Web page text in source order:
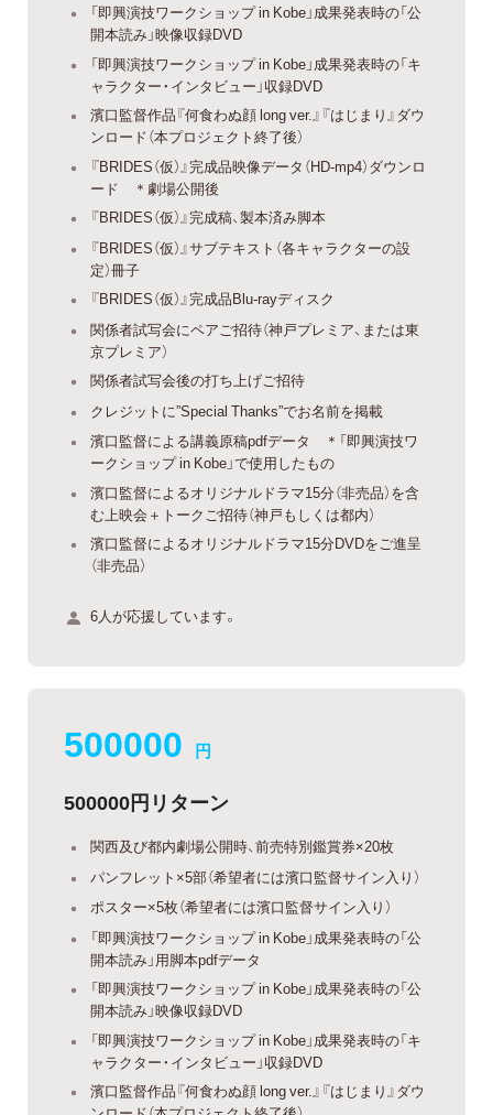
「即興演技ワークショップ in Kobe」成果発表時の「公
開本読み」映像収録DVD
「即興演技ワークショップ in Kobe」成果発表時の「キ
ャラクター・インタビュー」収録DVD
濱口監督作品『何食わぬ顔 long ver.』『はじまり』ダウ
ンロード（本プロジェクト終了後）
『BRIDES（仮）』完成品映像データ（HD-mp4）ダウンロ
ード ＊劇場公開後
『BRIDES（仮）』完成稿、製本済み脚本
『BRIDES（仮）』サブテキスト（各キャラクターの設
定）冊子
『BRIDES（仮）』完成品Blu-rayディスク
関係者試写会にペアご招待（神戸プレミア、または東
京プレミア）
関係者試写会後の打ち上げご招待
クレジットに”Special Thanks”でお名前を掲載
濱口監督による講義原稿pdfデータ ＊「即興演技ワ
ークショップ in Kobe」で使用したもの
濱口監督によるオリジナルドラマ15分（非売品）を含
む上映会＋トークご招待（神戸もしくは都内）
濱口監督によるオリジナルドラマ15分DVDをご進呈
（非売品）
6人が応援しています。
500000 円
500000円リターン
関西及び都内劇場公開時、前売特別鑑賞券×20枚
パンフレット×5部（希望者には濱口監督サイン入り）
ポスター×5枚（希望者には濱口監督サイン入り）
「即興演技ワークショップ in Kobe」成果発表時の「公
開本読み」用脚本pdfデータ
「即興演技ワークショップ in Kobe」成果発表時の「公
開本読み」映像収録DVD
「即興演技ワークショップ in Kobe」成果発表時の「キ
ャラクター・インタビュー」収録DVD
濱口監督作品『何食わぬ顔 long ver.』『はじまり』ダウ